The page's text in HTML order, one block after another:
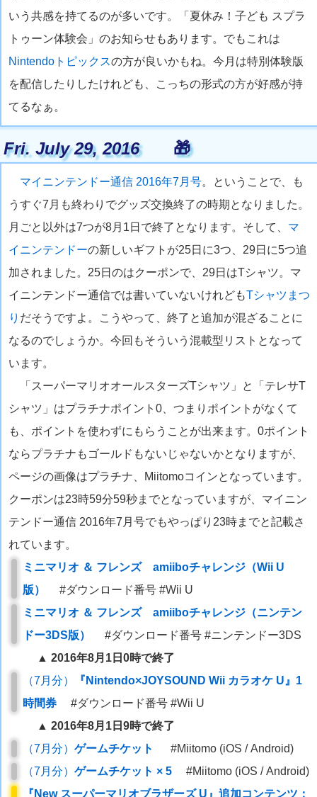
いう共感を持てるのが多いです。「夏休み！子ども スプラ
トゥーン体験会」のお知らせもあります。でもこれは
Nintendoトピックスの方が良いかもね。今月は特別体験版
を配信したりしたけれども、こっちの形式の方が好感が持
てるなぁ。
Fri. July 29, 2016🎁
マイニンテンドー通信 2016年7月号。ということで、も
うすぐ7月も終わりでグッズ交換終了の時期となりました。
月ごと以外は7つが8月1日で終了となります。そして、 マ
イニンテンドーの新しいギフトが25日に3つ、29日に5つ追
加されました。25日のはクーポンで、29日はTシャツ。マ
イニンテンドー通信では書いていないけれどもTシャツまつ
り だそうですよ。こうやって、終了と追加が混ざることに
なるのでしょうか。今回もそういう混載型リストとなって
います。
「スーパーマリオオールスターズTシャツ」と「テレサT
シャツ」はプラチナポイント0、つまりポイントがなくて
も、ポイントを使わずにもらうことが出来ます。0ポイント
ならプラチナもゴールドもないじゃないかとなりますが、
ページの画像はプラチナ、Miitomoコインとなっています。
クーポンは23時59分59秒までとなっていますが、マイニン
テンドー通信 2016年7月号でもやっぱり23時までと記載さ
れています。
ミニマリオ ＆ フレンズ amiiboチャレンジ（Wii U
版）
#ダウンロード番号 #Wii U
ミニマリオ ＆ フレンズ amiiboチャレンジ（ニンテン
ドー3DS版）
#ダウンロード番号 #ニンテンドー3DS
▲ 2016年8月1日0時で終了
（7月分）
『Nintendo×JOYSOUND Wii カラオケ U』1
時間券
#ダウンロード番号 #Wii U
▲ 2016年8月1日9時で終了
（7月分） ゲームチケット
#Miitomo (iOS / Android)
（7月分） ゲームチケット × 5
#Miitomo (iOS / Android)
『New スーパーマリオブラザーズ U』追加コンテンツ：